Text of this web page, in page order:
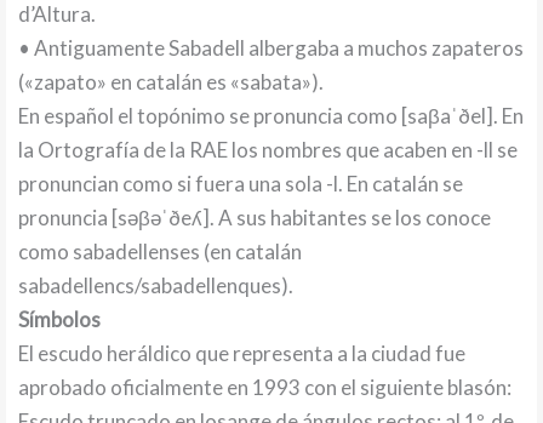
d’Altura.
• Antiguamente Sabadell albergaba a muchos zapateros
(«zapato» en catalán es «sabata»).
En español el topónimo se pronuncia como [saβaˈðel]. En
la Ortografía de la RAE los nombres que acaben en -ll se
pronuncian como si fuera una sola -l. En catalán se
pronuncia [səβəˈðeʎ]. A sus habitantes se los conoce
como sabadellenses (en catalán
sabadellencs/sabadellenques).
Símbolos
El escudo heráldico que representa a la ciudad fue
aprobado oficialmente en 1993 con el siguiente blasón: